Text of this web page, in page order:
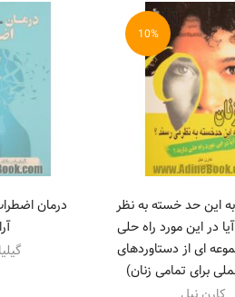
10%
به این حد خسته به نظر
در این مورد راه حلی
ای از دستاوردهای
برای تمامی زنان)
درمان